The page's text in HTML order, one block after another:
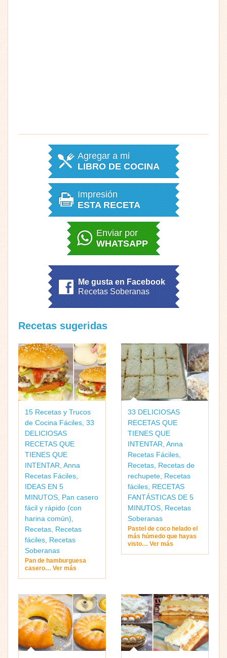
Agregar a mi
LIBRO DE COCINA
Impresión
ESTA RECETA
Enviar por
WHATSAPP
Me gusta en Facebook
Recetas Soberanas
Recetas sugeridas
15 Recetas y Trucos
de Cocina Fáciles 33
DELICIOSAS
RECETAS QUE
TIENES QUE
INTENTAR Anna
Recetas Fáciles
IDEAS EN 5
MINUTOS Pan casero
fácil y rápido (con
harina común)
Recetas Recetas
fáciles Recetas
Soberanas
Pan de hamburguesa
casero… Ver más
33 DELICIOSAS
RECETAS QUE
TIENES QUE
INTENTAR Anna
Recetas Fáciles
Recetas Recetas de
rechupete Recetas
fáciles RECETAS
FANTÁSTICAS DE 5
MINUTOS Recetas
Soberanas
Pastel de coco helado el
más húmedo que hayas
visto… Ver más